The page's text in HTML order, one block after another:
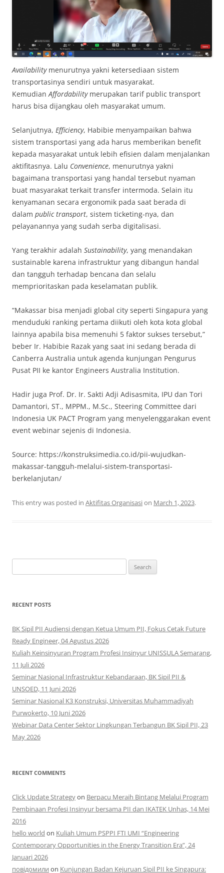
Availabilitymenurutnya yakni ketersediaan sistem
transportasinya sendiri untuk masyarakat.
KemudianAffordabilitymerupakan tarif public transport
harus bisa dijangkau oleh masyarakat umum.
Selanjutnya, Efficiency, Habibie menyampaikan bahwa
sistem transportasi yang ada harus memberikan benefit
kepada masyarakat untuk lebih efisien dalam menjalankan
aktifitasnya. Lalu Convenience, menurutnya yakni
bagaimana transportasi yang handal tersebut nyaman
buat masyarakat terkait transfer intermoda. Selain itu
kenyamanan secara ergonomik pada saat berada di
dalam public transport, sistem ticketing-nya, dan
pelayanannya yang sudah serba digitalisasi.
Yang terakhir adalah Sustainability, yang menandakan
sustainable karena infrastruktur yang dibangun handal
dan tangguh terhadap bencana dan selalu
memprioritaskan pada keselamatan publik.
“Makassar bisa menjadi global city seperti Singapura yang
menduduki ranking pertama diikuti oleh kota kota global
lainnya apabila bisa memenuhi 5 faktor sukses tersebut,”
beber Ir. Habibie Razak yang saat ini sedang berada di
Canberra Australia untuk agenda kunjungan Pengurus
Pusat PII ke kantor Engineers Australia Institution.
Hadir juga Prof. Dr. Ir. Sakti Adji Adisasmita, IPU dan Tori
Damantori, ST., MPPM., M.Sc., Steering Committee dari
Indonesia UK PACT Program yang menyelenggarakan event
event webinar sejenis di Indonesia.
Source: https://konstruksimedia.co.id/pii-wujudkan-
makassar-tangguh-melalui-sistem-transportasi-
berkelanjutan/
This entry was posted in Aktifitas Organisasion March 1, 2023.
for:
RECENT POSTS
BK Sipil PII Audiensi dengan Ketua Umum PII, Fokus Cetak Future
Ready Engineer, 04 Agustus 2026
Kuliah Keinsinyuran Program Profesi Insinyur UNISSULA Semarang,
11 Juli 2026
Seminar Nasional Infrastruktur Kebandaraan, BK Sipil PII &
UNSOED, 11 Juni 2026
Seminar Nasional K3 Konstruksi, Universitas Muhammadiyah
Purwokerto, 10 Juni 2026
Webinar Data Center Sektor Lingkungan Terbangun BK Sipil PII, 23
May 2026
RECENT COMMENTS
Click Update Strategyon Berpacu Meraih Bintang Melalui Program
Pembinaan Profesi Insinyur bersama PII dan IKATEK Unhas, 14 Mei
2016
hello world on Kuliah Umum PSPPI FTI UMI “Engineering
Contemporary Opportunities in the Energy Transition Era”, 24
Januari 2026
повідомили on Kunjungan Badan Kejuruan Sipil PII ke Singapura: